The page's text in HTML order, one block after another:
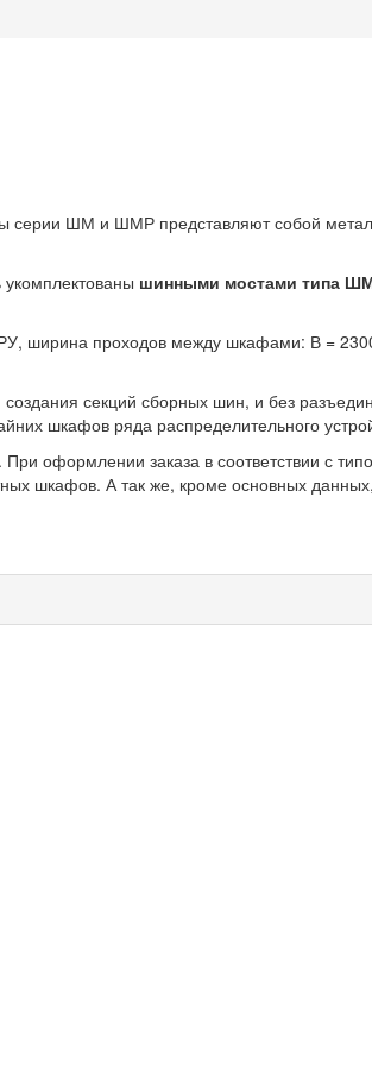
ШМ и ШМР представляют собой
шинными мостами типа
ширина проходов между шкафами: В =
секций сборных шин, и без
шкафов ряда распределительного
оформлении заказа в соответствии с
шкафов. А так же, кроме основных